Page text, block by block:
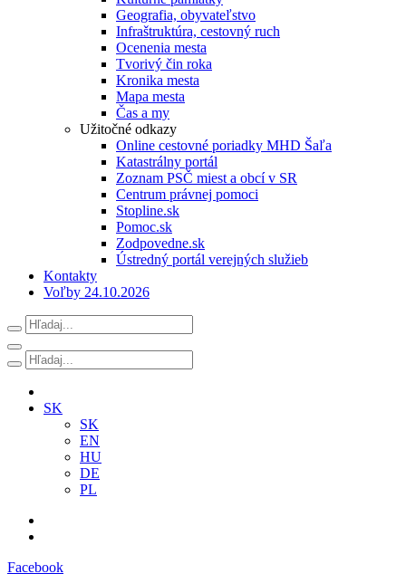
Geografia, obyvateľstvo
Infraštruktúra, cestovný ruch
Ocenenia mesta
Tvorivý čin roka
Kronika mesta
Mapa mesta
Čas a my
Užitočné odkazy
Online cestovné poriadky MHD Šaľa
Katastrálny portál
Zoznam PSČ miest a obcí v SR
Centrum právnej pomoci
Stopline.sk
Pomoc.sk
Zodpovedne.sk
Ústredný portál verejných služieb
Kontakty
Voľby 24.10.2026
SK
SK
EN
HU
DE
PL
Facebook